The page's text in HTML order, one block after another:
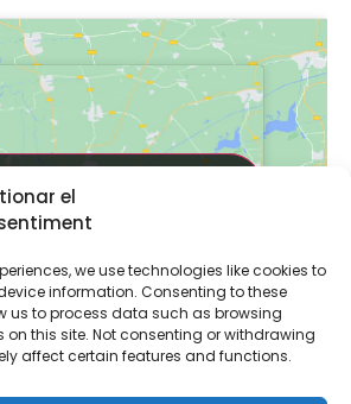
el
we use technologies like cookies to
information. Consenting to these
us to process data such as browsing
on this site. Not consenting or withdrawing
affect certain features and functions.
aquest contingut
aquest contingut